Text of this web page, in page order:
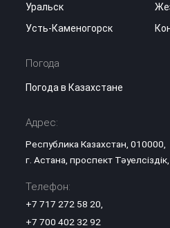
Уральск
Усть-Каменогорск
Погода
Погода в Казахстане
Адрес:
Республика Казахстан, 010000,
г. Астана, проспект
Телефон:
+7 717 272 58 20
+7 700 402 32 92